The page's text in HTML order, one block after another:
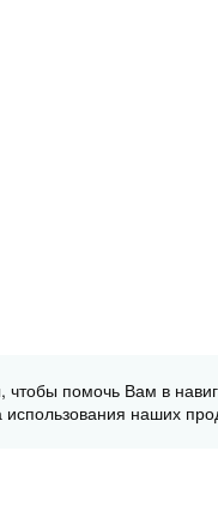
чтобы помочь Вам в
наших